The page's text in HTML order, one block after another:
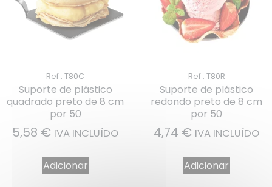
Ref : T80C
Suporte de plástico
quadrado preto de 8 cm
por 50
5,58 € IVA INCLUÍDO
Adicionar
Ref : T80R
Suporte de plástico
redondo preto de 8 cm
por 50
4,74 € IVA INCLUÍDO
Adicionar